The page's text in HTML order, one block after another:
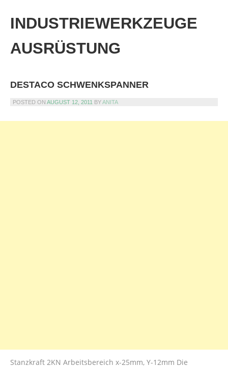
content
INDUSTRIEWERKZEUGE
AUSRÜSTUNG
DESTACO SCHWENKSPANNER
POSTED ON AUGUST 12, 2011 BYANITA
Stanzkraft 2KN Arbeitsbereich x-25mm, Y-12mm Die